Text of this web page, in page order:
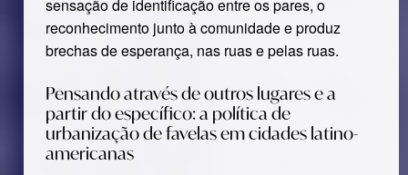
sensação de identificação entre os pares, o
reconhecimento junto à comunidade e produz
brechas de esperança, nas ruas e pelas ruas.
Pensando através de outros lugares e a
partir do específico: a política de
urbanização de favelas em cidades latino-
americanas